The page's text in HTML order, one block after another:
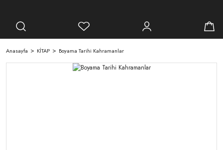
Anasayfa KİTAP Boyama Tarihi Kahramanlar